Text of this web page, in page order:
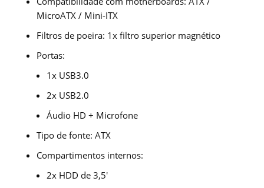
MicroATX / Mini-ITX
Filtros de poeira: 1x filtro superior magnético
Portas:
1x USB3.0
2x USB2.0
Áudio HD + Microfone
Tipo de fonte: ATX
Compartimentos internos:
2x HDD de 3,5′